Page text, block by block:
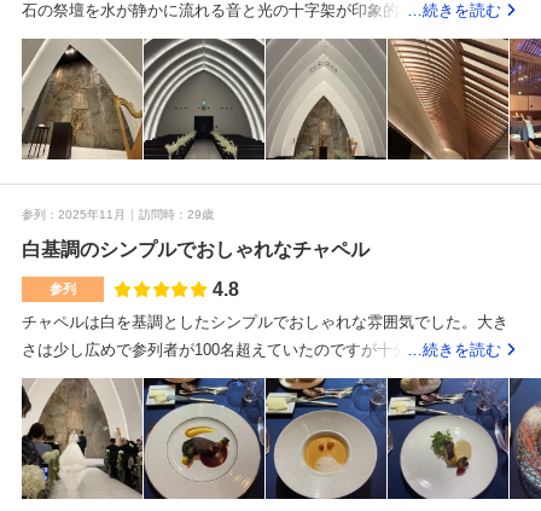
石の祭壇を水が静かに流れる音と光の十字架が印象的で、厳かさと癒
しが同居する唯一無二の雰囲気でした。そして、アロマの香りが優し
くするとても素敵な空間でした。見学したのはメインバンケットのhin
oki。まず入った瞬間に感じるのは、天井の開放感と、上質でモダンな
木目・自然素材が生む落ち着き。広さも大規模で最大400名対応とスケ
ールがあり、ホテル婚らしい堂々とした雰囲気がありつつ、硬すぎな
に走るパノラミックな大型スクリーンは迫力が段違いで、オープニン
照明の色やムービングライトとの連動もできるので、シーンごとに雰
囲気を劇的に切り替えられます。窓のない設計ゆえに外光や天候に左
右されず、音響の抜けやライティングの表現幅が確保できるのもホテ
ルならではの強みだと感じました。ドレスでの導線やテーブル間のゆ
のは大人数披露宴でも安心材料。ホワイエや受付周りのゆとりも好印
象で、開宴前にゲストが滞留しても圧迫感が出にくい設計。ホテル全
体が大阪駅から徒歩約5分のグランフロント直結導線にあり、雨でも濡
れずに来場できるアクセスの良さも相まって、遠方ゲストを呼ぶ披露
…続きを読む
参列 2025年11月 訪問時 29歳
白基調のシンプルでおしゃれなチャペル
参列 4.8
チャペルは白を基調としたシンプルでおしゃれな雰囲気でした。大き
さは少し広めで参列者が100名超えていたのですが十分に入れる広さで
した。披露宴会場は豪華なホテルの会場という雰囲気で芸能人の結婚
式を見ているようでした。会場はとても広く円卓との間にも距離に余
裕があり、花嫁さんがドレスでも歩きやすそうでした。会場には大き
なスクリーンが3つほどありました。コース料理はどの料理も非常に美
味しかったです。特に肉料理が柔らかくて絶品でした。大阪駅から徒
…続きを読む